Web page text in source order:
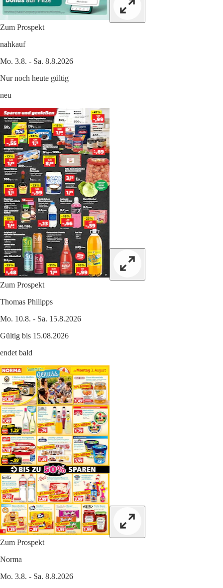
Zum Prospekt
nahkauf
Mo. 3.8. - Sa. 8.8.2026
Nur noch heute gültig
neu
Zum Prospekt
Thomas Philipps
Mo. 10.8. - Sa. 15.8.2026
Gültig bis 15.08.2026
endet bald
Zum Prospekt
Norma
Mo. 3.8. - Sa. 8.8.2026